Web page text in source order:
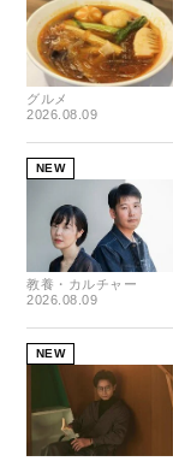
グルメ
2026.08.09
NEW
教養・カルチャー
2026.08.09
NEW